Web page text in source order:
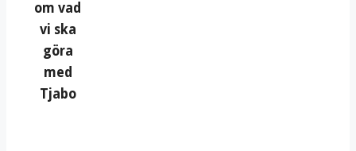
om vad
vi ska
göra
med
Tjabo